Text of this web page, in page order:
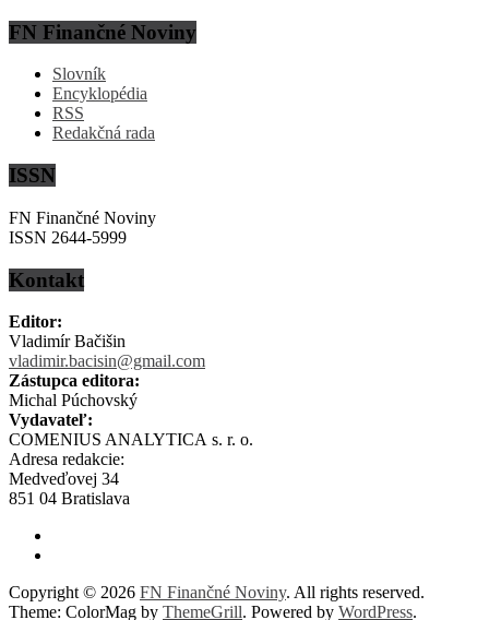
FN Finančné Noviny
Slovník
Encyklopédia
RSS
Redakčná rada
ISSN
FN Finančné Noviny
ISSN 2644-5999
Kontakt
Editor:
Vladimír Bačišin
vladimir.bacisin@gmail.com
Zástupca editora:
Michal Púchovský
Vydavateľ:
COMENIUS ANALYTICA s. r. o.
Adresa redakcie:
Medveďovej 34
851 04 Bratislava
Copyright © 2026 FN Finančné Noviny. All rights reserved.
Theme: ColorMag by ThemeGrill. Powered by WordPress.